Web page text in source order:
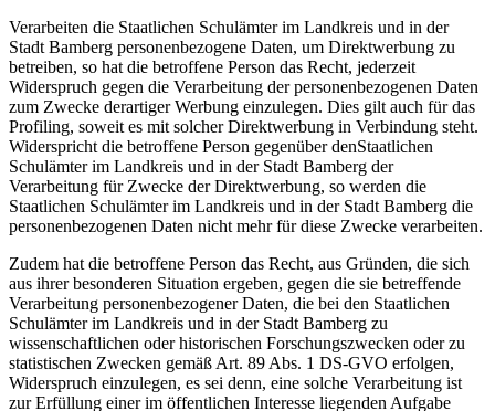
Verarbeiten die Staatlichen Schulämter im Landkreis und in der
Stadt Bamberg personenbezogene Daten, um Direktwerbung zu
betreiben, so hat die betroffene Person das Recht, jederzeit
Widerspruch gegen die Verarbeitung der personenbezogenen Daten
zum Zwecke derartiger Werbung einzulegen. Dies gilt auch für das
Profiling, soweit es mit solcher Direktwerbung in Verbindung steht.
Widerspricht die betroffene Person gegenüber denStaatlichen
Schulämter im Landkreis und in der Stadt Bamberg der
Verarbeitung für Zwecke der Direktwerbung, so werden die
Staatlichen Schulämter im Landkreis und in der Stadt Bamberg die
personenbezogenen Daten nicht mehr für diese Zwecke verarbeiten.
Zudem hat die betroffene Person das Recht, aus Gründen, die sich
aus ihrer besonderen Situation ergeben, gegen die sie betreffende
Verarbeitung personenbezogener Daten, die bei den Staatlichen
Schulämter im Landkreis und in der Stadt Bamberg zu
wissenschaftlichen oder historischen Forschungszwecken oder zu
statistischen Zwecken gemäß Art. 89 Abs. 1 DS-GVO erfolgen,
Widerspruch einzulegen, es sei denn, eine solche Verarbeitung ist
zur Erfüllung einer im öffentlichen Interesse liegenden Aufgabe